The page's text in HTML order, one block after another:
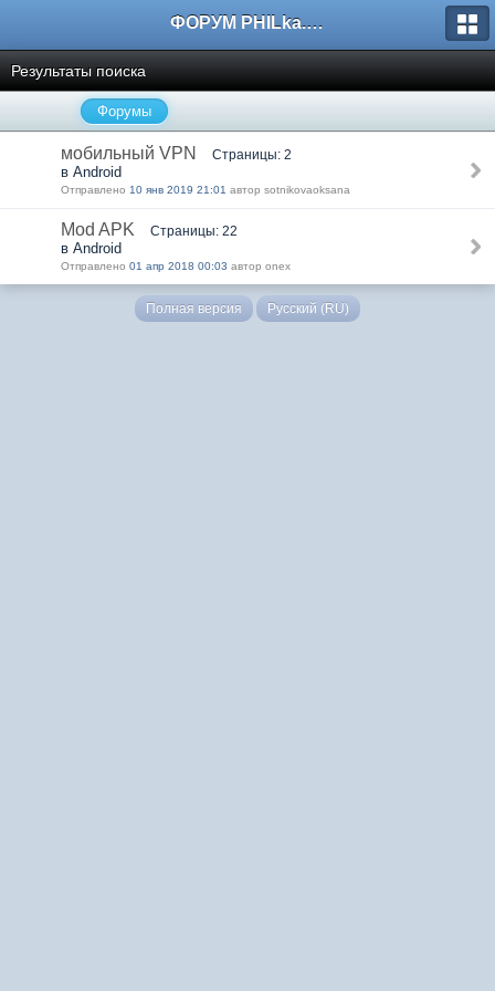
ФОРУМ PHILka.RU
Результаты поиска
Форумы
мобильный VPN Страницы: 2
в Android
Отправлено 10 янв 2019 21:01 автор sotnikovaoksana
Mod APK Страницы: 22
в Android
Отправлено 01 апр 2018 00:03 автор onex
Полная версия Русский (RU)